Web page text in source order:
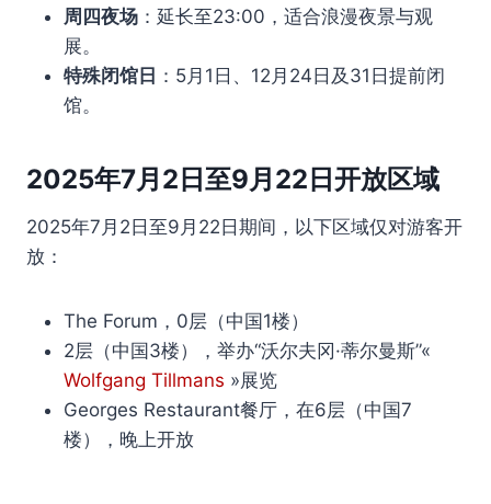
周四夜场 ：延长至23:00，适合浪漫夜景与观
展。
特殊闭馆日 ：5月1日、12月24日及31日提前闭
馆。
2025年7月2日至9月22日开放区域
2025年7月2日至9月22日期间，以下区域仅对游客开
放：
The Forum，0层（中国1楼）
2层（中国3楼），举办“沃尔夫冈·蒂尔曼斯”«
Wolfgang Tillmans »展览
Georges Restaurant餐厅，在6层（中国7
楼），晚上开放